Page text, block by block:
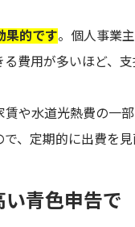
果的です。個人事業
費用が多いほど、
や水道光熱費の一
、定期的に出費を
青色申告で